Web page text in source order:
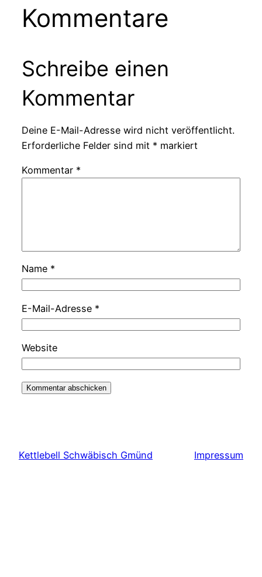
Kommentare
Schreibe einen
Kommentar
Deine E-Mail-Adresse wird nicht veröffentlicht.
Erforderliche Felder sind mit * markiert
Kommentar *
Name *
E-Mail-Adresse *
Website
Kettlebell Schwäbisch Gmünd Impressum